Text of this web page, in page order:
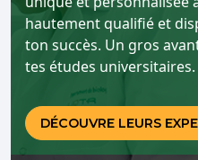
hautement qualifié et
ton succès. Un gros
tes études universitaires.
DÉCOUVRE LEURS